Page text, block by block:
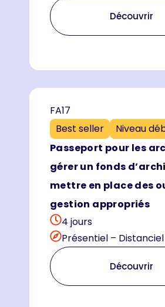
Découvrir
FA17
Best seller
Niveau
Passeport pour les
gérer un fonds
mettre en place des
gestion appropriés
4 jours
Présentiel – Distanciel
Découvrir